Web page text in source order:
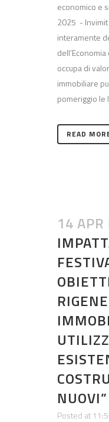
economico e
2025 - Invimit
interamente
occupa di
immobiliare
pomeriggio le
READ
14 APR
NUOVI”
Posted at